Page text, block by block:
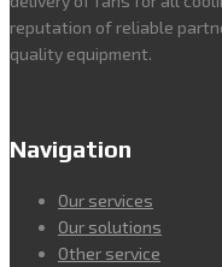
reputation of reliable
quality equipment.
Navigation
Our services
Our solutions
Other service